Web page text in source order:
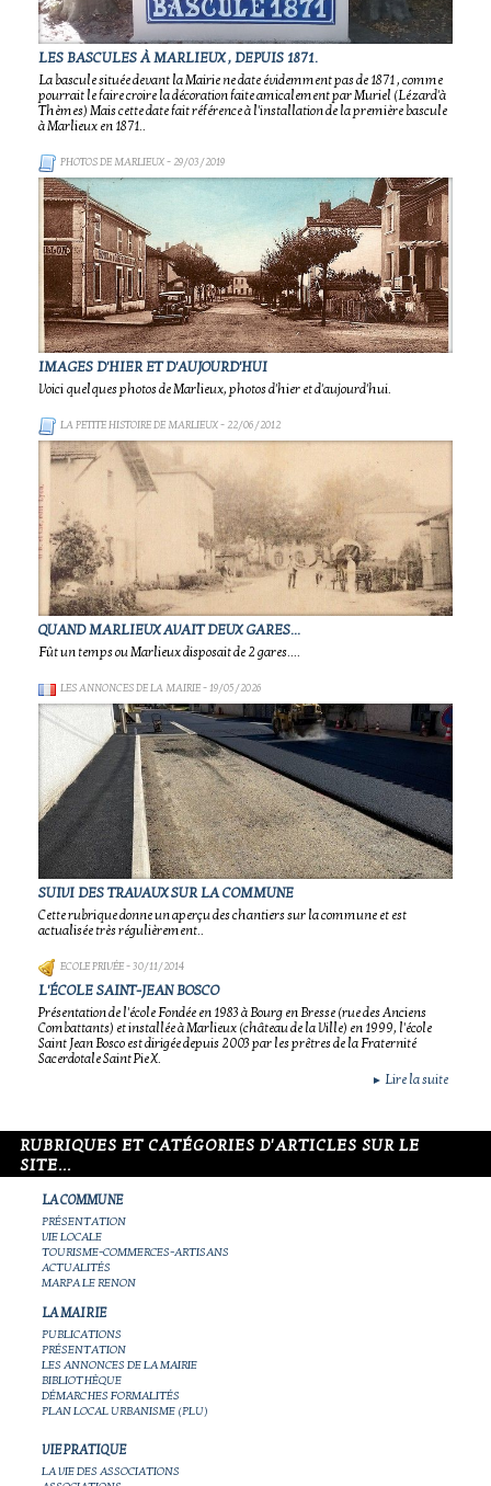
LES BASCULES À MARLIEUX , DEPUIS 1871.
La bascule située devant la Mairie ne date évidemment pas de 1871 , comme
pourrait le faire croire la décoration faite amicalement par Muriel (Lézard'à
Thèmes) Mais cette date fait référence à l'installation de la première bascule
à Marlieux en 1871..
PHOTOS DE MARLIEUX- 29/03/2019
IMAGES D'HIER ET D'AUJOURD'HUI
Voici quelques photos de Marlieux, photos d'hier et d'aujourd'hui.
LA PETITE HISTOIRE DE MARLIEUX- 22/06/2012
QUAND MARLIEUX AVAIT DEUX GARES...
Fût un temps ou Marlieux disposait de 2 gares....
LES ANNONCES DE LA MAIRIE- 19/05/2026
SUIVI DES TRAVAUX SUR LA COMMUNE
Cette rubrique donne un aperçu des chantiers sur la commune et est
actualisée très régulièrement..
ECOLE PRIVÉE- 30/11/2014
L'ÉCOLE SAINT-JEAN BOSCO
Présentation de l'école Fondée en 1983 à Bourg en Bresse (rue des Anciens
Combattants) et installée à Marlieux (château de la Ville) en 1999, l'école
Saint Jean Bosco est dirigée depuis 2003 par les prêtres de la Fraternité
Sacerdotale Saint Pie X.
► Lire la suite
RUBRIQUES ET CATÉGORIES D'ARTICLES SUR LE
SITE...
LA COMMUNE
PRÉSENTATION
VIE LOCALE
TOURISME-COMMERCES-ARTISANS
ACTUALITÉS
MARPA LE RENON
LA MAIRIE
PUBLICATIONS
PRÉSENTATION
LES ANNONCES DE LA MAIRIE
BIBLIOTHÈQUE
DÉMARCHES FORMALITÉS
PLAN LOCAL URBANISME (PLU)
VIE PRATIQUE
LA VIE DES ASSOCIATIONS